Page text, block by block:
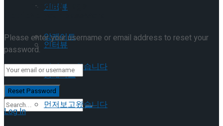
인터뷰
앙케이트
먼저보고왔습니다
Trending Tags
인터뷰
앙케이트
먼저보고왔습니다
Retrieve your password
Please enter your username or email address to reset your
password.
Log In